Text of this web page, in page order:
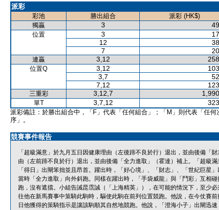
派彩
彩池 勝出組合
派彩 (HK$)
獨贏
3
位置 3
12
7
連贏 3,12
位置Q 3,12
3,7
7,12
三重彩 3,12,7
單T 3,7,12
派彩備註：於勝出組合中，「F」代表「任何組合」；「M」則代表「任何
序」。
競賽事件報告
「超級滿意」於九月五日因健康理由（左後蹄不良於行）退出，並由後備「
由（左前蹄不良於行）退出，並由後備「全力進取」（霍達）補上。「超級
「得日」出閘笨拙並且昂首。躍出時，「好心境」、「財志」、「世紀巨星
當時「全力進取」向外斜跑。同樣在躍出時，「手袋威龍」與「鬥彩」互相
跑，沒有遮擋。小組告誡昆霑誠（「上海精英」），在可能的情況下，至少
往他在新馬賽事中策騎此駒時，驅使此駒在前列位置競跑。他說，在今仗賽
日他獲得的策騎指示是讓該駒順其自然地競跑。他說，「澄海小子」出閘迅